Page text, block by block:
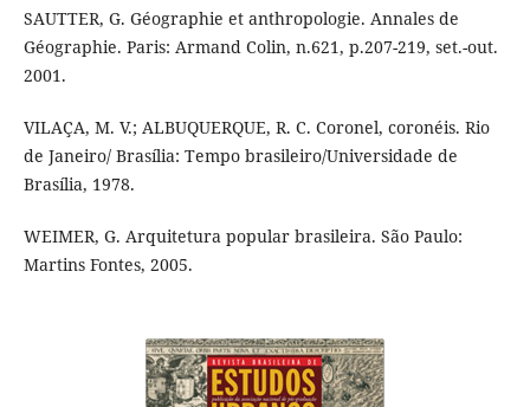
SAUTTER, G. Géographie et anthropologie. Annales de
Géographie. Paris: Armand Colin, n.621, p.207-219, set.-out.
2001.
VILAÇA, M. V.; ALBUQUERQUE, R. C. Coronel, coronéis. Rio
de Janeiro/ Brasília: Tempo brasileiro/Universidade de
Brasília, 1978.
WEIMER, G. Arquitetura popular brasileira. São Paulo:
Martins Fontes, 2005.